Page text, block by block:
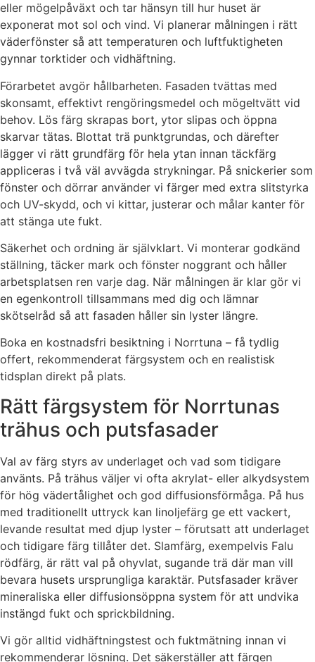
eller mögelpåväxt och tar hänsyn till hur huset är
exponerat mot sol och vind. Vi planerar målningen i rätt
väderfönster så att temperaturen och luftfuktigheten
gynnar torktider och vidhäftning.
Förarbetet avgör hållbarheten. Fasaden tvättas med
skonsamt, effektivt rengöringsmedel och mögeltvätt vid
behov. Lös färg skrapas bort, ytor slipas och öppna
skarvar tätas. Blottat trä punktgrundas, och därefter
lägger vi rätt grundfärg för hela ytan innan täckfärg
appliceras i två väl avvägda strykningar. På snickerier som
fönster och dörrar använder vi färger med extra slitstyrka
och UV-skydd, och vi kittar, justerar och målar kanter för
att stänga ute fukt.
Säkerhet och ordning är självklart. Vi monterar godkänd
ställning, täcker mark och fönster noggrant och håller
arbetsplatsen ren varje dag. När målningen är klar gör vi
en egenkontroll tillsammans med dig och lämnar
skötselråd så att fasaden håller sin lyster längre.
Boka en kostnadsfri besiktning i Norrtuna – få tydlig
offert, rekommenderat färgsystem och en realistisk
tidsplan direkt på plats.
Rätt färgsystem för Norrtunas
trähus och putsfasader
Val av färg styrs av underlaget och vad som tidigare
använts. På trähus väljer vi ofta akrylat- eller alkydsystem
för hög vädertålighet och god diffusionsförmåga. På hus
med traditionellt uttryck kan linoljefärg ge ett vackert,
levande resultat med djup lyster – förutsatt att underlaget
och tidigare färg tillåter det. Slamfärg, exempelvis Falu
rödfärg, är rätt val på ohyvlat, sugande trä där man vill
bevara husets ursprungliga karaktär. Putsfasader kräver
mineraliska eller diffusionsöppna system för att undvika
instängd fukt och sprickbildning.
Vi gör alltid vidhäftningstest och fuktmätning innan vi
rekommenderar lösning. Det säkerställer att färgen